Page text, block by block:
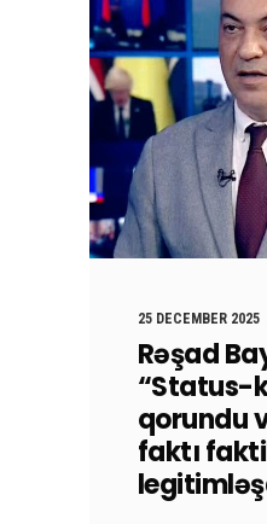
25 DECEMBER 2025
Rəşad
“Status-
qorundu
faktı